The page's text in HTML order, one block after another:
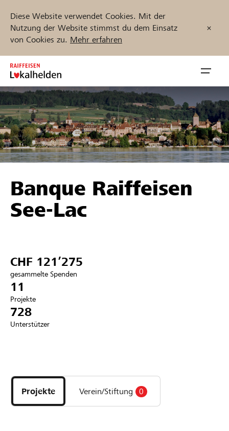
Diese Website verwendet Cookies. Mit der
Nutzung der Website stimmst du dem Einsatz
von Cookies zu. Mehr erfahren
Zum
Inhalt
springen
öffnen
Unterstützen
Hilfe & Support
Anmelden
Projekte und Organisationen finden
Jetzt starten
DE FR IT
Banque Raiffeisen
See-Lac
CHF 121’275
gesammelte Spenden
11
Projekte
728
Unterstützer
Projekte
und
Organisationen
Projekte Verein/Stiftung 0